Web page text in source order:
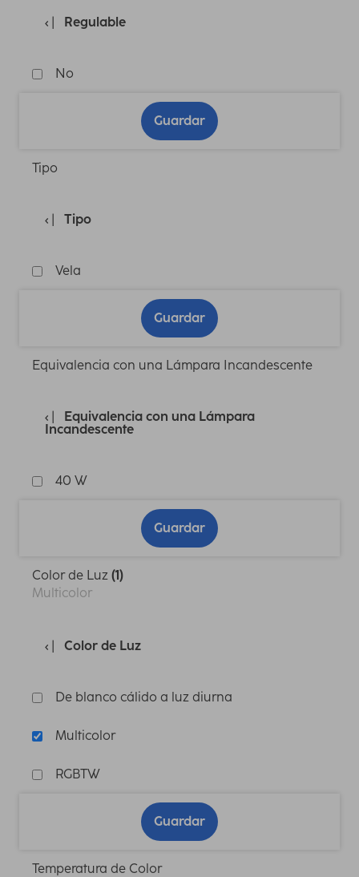
Regulable
No
Guardar
Tipo
Tipo
Vela
Guardar
Equivalencia con una Lámpara Incandescente
Equivalencia con una Lámpara
Incandescente
40 W
Guardar
Color de Luz (1)
Multicolor
Color de Luz
De blanco cálido a luz diurna
Multicolor
RGBTW
Guardar
Temperatura de Color